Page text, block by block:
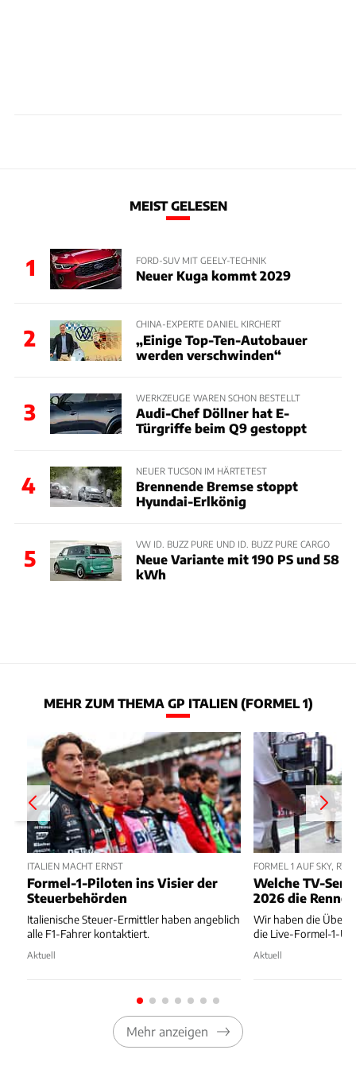
MEIST GELESEN
1 FORD-SUV MIT GEELY-TECHNIK
Neuer Kuga kommt 2029
2
CHINA-EXPERTE DANIEL KIRCHERT
„Einige Top-Ten-Autobauer
werden verschwinden“
3
WERKZEUGE WAREN SCHON BESTELLT
Audi-Chef Döllner hat E-
Türgriffe beim Q9 gestoppt
4
NEUER TUCSON IM HÄRTETEST
Brennende Bremse stoppt
Hyundai-Erlkönig
5
VW ID. BUZZ PURE UND ID. BUZZ PURE CARGO
Neue Variante mit 190 PS und 58
kWh
MEHR ZUM THEMA GP ITALIEN (FORMEL 1)
ITALIEN MACHT ERNST
Formel-1-Piloten ins Visier der
Steuerbehörden
Italienische Steuer-Ermittler haben angeblich
alle F1-Fahrer kontaktiert.
Aktuell
FORMEL 1 AUF SKY, RTL
Welche TV-
2026 die
Wir haben die
die Live-Formel-1-
Aktuell
Mehr anzeigen